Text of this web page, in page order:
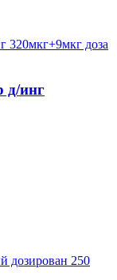
д/инг